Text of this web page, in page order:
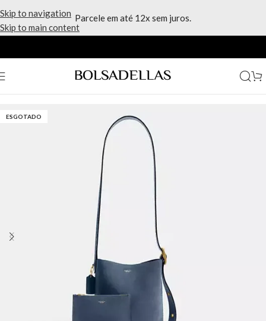
Skip to navigation
Skip to main content
Parcele em até 12x sem juros.
ESGOTADO